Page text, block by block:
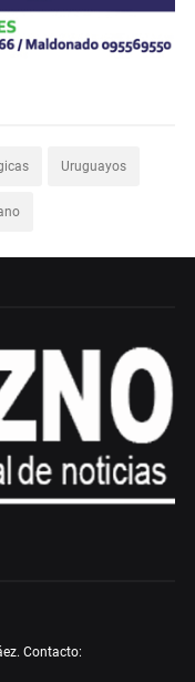
Uruguayos
Contacto: